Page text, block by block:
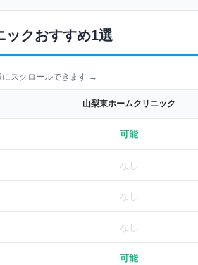
ックおすすめ1選
スクロールできます →
山梨東ホームクリニック
可能
なし
なし
なし
可能